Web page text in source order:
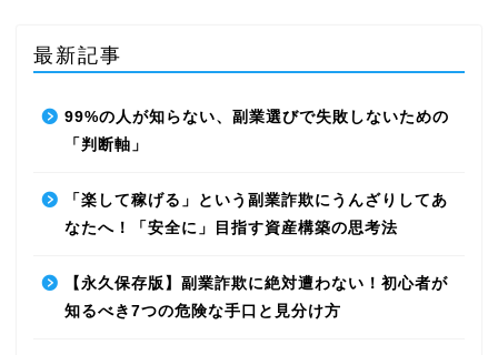
最新記事
99%の人が知らない、副業選びで失敗しないための
「判断軸」
「楽して稼げる」という副業詐欺にうんざりしてあ
なたへ！「安全に」目指す資産構築の思考法
【永久保存版】副業詐欺に絶対遭わない！初心者が
知るべき7つの危険な手口と見分け方